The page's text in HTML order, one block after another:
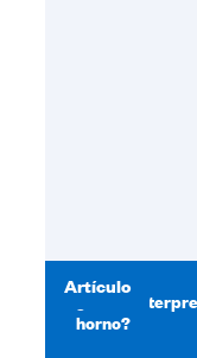
Artículo
¿Cómo
horno?